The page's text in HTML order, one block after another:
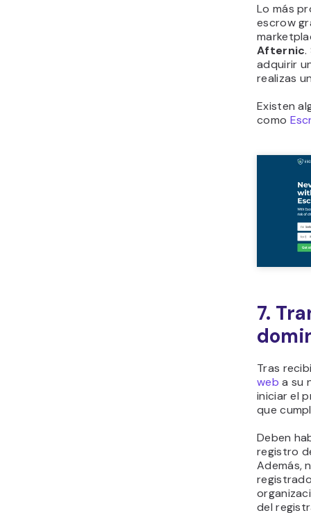
Lo más
escrow
Afternic.
adquirir
realizas
Existen
como
7.
Tras
web a su
iniciar el
que
Deben
registro
Además,
del